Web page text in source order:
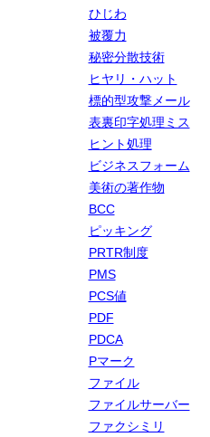
ひじわ
被覆力
秘密分散技術
ヒヤリ・ハット
標的型攻撃メール
表裏印字処理ミス
ヒント処理
ビジネスフォーム
美術の著作物
BCC
ピッキング
PRTR制度
PMS
PCS値
PDF
PDCA
Pマーク
ファイル
ファイルサーバー
ファクシミリ